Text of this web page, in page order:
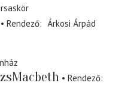
Rendező
Árkosi Árpád
Rendező